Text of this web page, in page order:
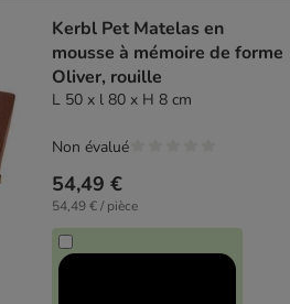
Kerbl Pet Matelas en
mousse à mémoire de forme
Oliver, rouille
L 50 x l 80 x H 8 cm
54,49 €
54,49 € / pièce
Non évalué